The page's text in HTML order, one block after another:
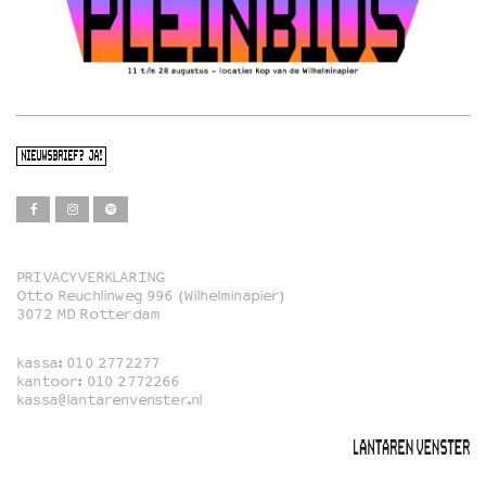
NIEUWSBRIEF? JA!
Film
Familie
Film in English
PRIVACYVERKLARING
Otto Reuchlinweg 996 (Wilhelminapier)
3072 MD Rotterdam
kassa: 010 2772277
kantoor: 010 2772266
kassa@lantarenvenster.nl